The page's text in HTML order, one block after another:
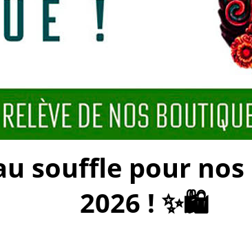
souffle pour
2026 ! ✨🛍️